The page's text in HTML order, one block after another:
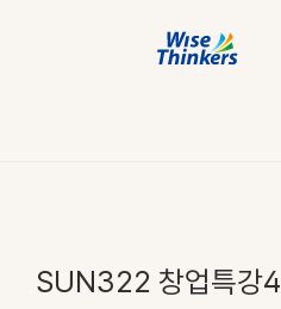
SUN322 창업특강4